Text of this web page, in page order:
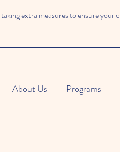
extra measures to ensure your
About Us Programs